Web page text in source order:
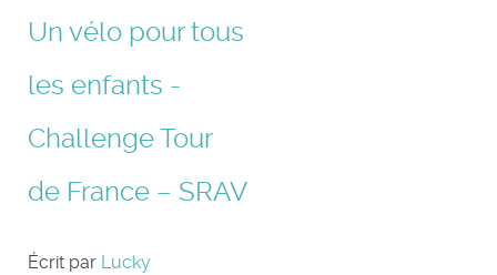
Un vélo pour tous
les enfants -
Challenge Tour
de France – SRAV
Écrit par Lucky